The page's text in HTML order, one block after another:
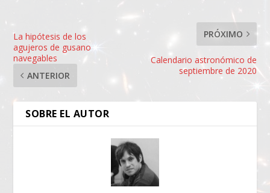
La hipótesis de los
agujeros de gusano
navegables
ANTERIOR
PRÓXIMO
Calendario astronómico de
septiembre de 2020
SOBRE EL AUTOR